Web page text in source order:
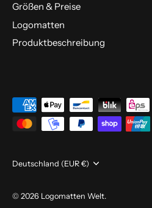
Größen & Preise
Logomatten
Produktbeschreibung
Währung
Deutschland (EUR €)
© 2026 Logomatten Welt.